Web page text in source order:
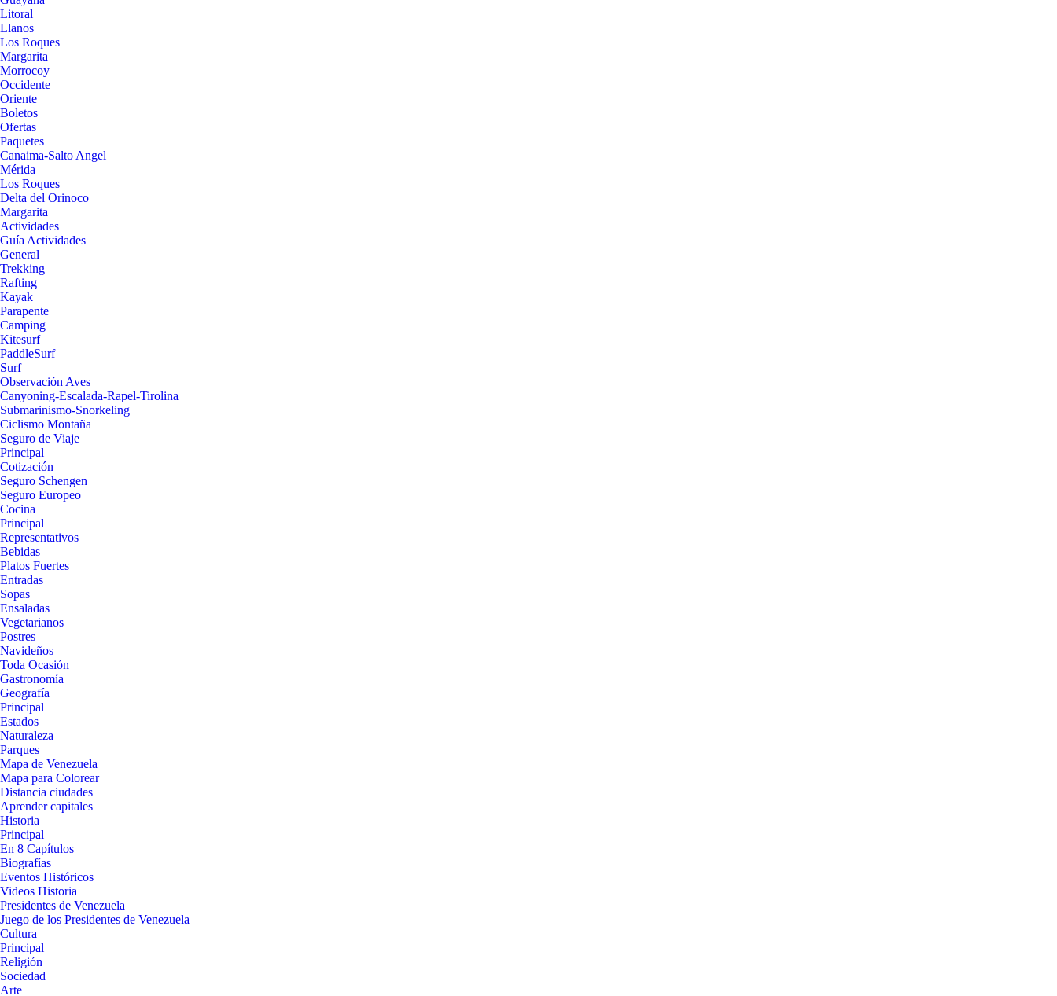
Litoral
Llanos
Los Roques
Margarita
Morrocoy
Occidente
Oriente
Boletos
Ofertas
Paquetes
Canaima-Salto Angel
Mérida
Los Roques
Delta del Orinoco
Margarita
Actividades
Guía Actividades
General
Trekking
Rafting
Kayak
Parapente
Camping
Kitesurf
PaddleSurf
Surf
Observación Aves
Canyoning-Escalada-Rapel-Tirolina
Submarinismo-Snorkeling
Ciclismo Montaña
Seguro de Viaje
Principal
Cotización
Seguro Schengen
Seguro Europeo
Cocina
Principal
Representativos
Bebidas
Platos Fuertes
Entradas
Sopas
Ensaladas
Vegetarianos
Postres
Navideños
Toda Ocasión
Gastronomía
Geografía
Principal
Estados
Naturaleza
Parques
Mapa de Venezuela
Mapa para Colorear
Distancia ciudades
Aprender capitales
Historia
Principal
En 8 Capítulos
Biografías
Eventos Históricos
Videos Historia
Presidentes de Venezuela
Juego de los Presidentes de Venezuela
Cultura
Principal
Religión
Sociedad
Arte